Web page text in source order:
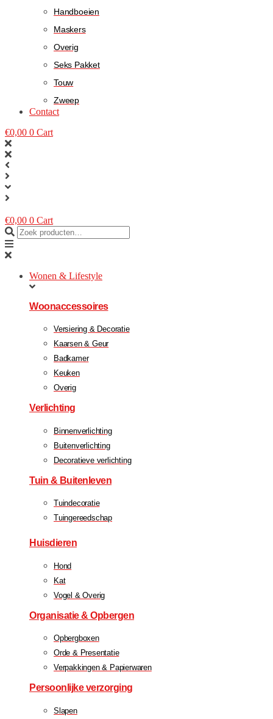
Handboeien
Maskers
Overig
Seks Pakket
Touw
Zweep
Contact
€0,00 0 Cart
€0,00 0 Cart
Wonen & Lifestyle
Woonaccessoires
Versiering & Decoratie
Kaarsen & Geur
Badkamer
Keuken
Overig
Verlichting
Binnenverlichting
Buitenverlichting
Decoratieve verlichting
Tuin & Buitenleven
Tuindecoratie
Tuingereedschap
Huisdieren
Hond
Kat
Vogel & Overig
Organisatie & Opbergen
Opbergboxen
Orde & Presentatie
Verpakkingen & Papierwaren
Persoonlijke verzorging
Slapen